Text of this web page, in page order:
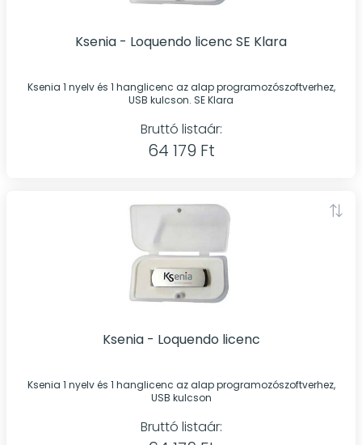
Ksenia - Loquendo licenc SE Klara
Ksenia 1 nyelv és 1 hanglicenc az alap programozószoftverhez,
USB kulcson. SE Klara
Bruttó listaár:
64 179 Ft
Ksenia - Loquendo licenc
Ksenia 1 nyelv és 1 hanglicenc az alap programozószoftverhez,
USB kulcson
Bruttó listaár: